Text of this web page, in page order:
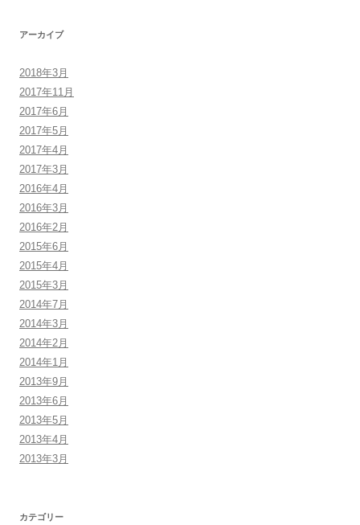
アーカイブ
2018年3月
2017年11月
2017年6月
2017年5月
2017年4月
2017年3月
2016年4月
2016年3月
2016年2月
2015年6月
2015年4月
2015年3月
2014年7月
2014年3月
2014年2月
2014年1月
2013年9月
2013年6月
2013年5月
2013年4月
2013年3月
カテゴリー